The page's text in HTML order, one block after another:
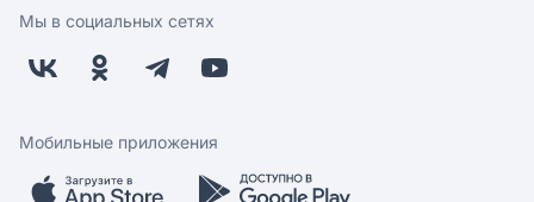
Поставщикам
Заводчикам
Обратная связь
Оплата
Бонусная программа
Скидки и акции
Мобильное приложение
Мы в социальных сетях
Мобильные приложения